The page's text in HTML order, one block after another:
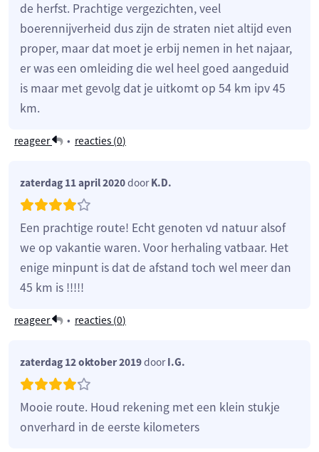
de herfst. Prachtige vergezichten, veel
boerennijverheid dus zijn de straten niet altijd even
proper, maar dat moet je erbij nemen in het najaar,
er was een omleiding die wel heel goed aangeduid
is maar met gevolg dat je uitkomt op 54 km ipv 45
km.
reageer • reacties (0)
zaterdag 11 april 2020doorK.D.
Een prachtige route! Echt genoten vd natuur alsof
we op vakantie waren. Voor herhaling vatbaar. Het
enige minpunt is dat de afstand toch wel meer dan
45 km is !!!!!
reageer • reacties (0)
zaterdag 12 oktober 2019doorI.G.
Mooie route. Houd rekening met een klein stukje
onverhard in de eerste kilometers